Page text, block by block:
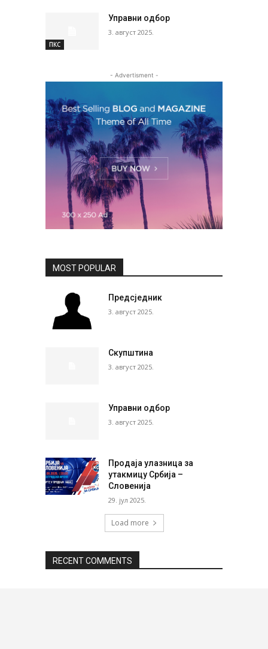
ПКС
Управни одбор
3. август 2025.
- Advertisment -
MOST POPULAR
Предсједник
3. август 2025.
Скупштина
3. август 2025.
Управни одбор
3. август 2025.
Продаја улазница за
утакмицу Србија –
Словенија
29. јул 2025.
Load more
RECENT COMMENTS